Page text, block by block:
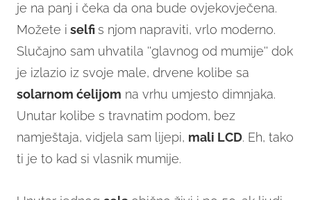
je na panj i čeka da ona bude ovjekovječena.
Možete i selfis njom napraviti, vrlo moderno.
Slučajno sam uhvatila ''glavnog od mumije'' dok
je izlazio iz svoje male, drvene kolibe sa
solarnom ćelijom na vrhu umjesto dimnjaka.
Unutar kolibe s travnatim podom, bez
namještaja, vidjela sam lijepi, mali LCD. Eh, tako
ti je to kad si vlasnik mumije.